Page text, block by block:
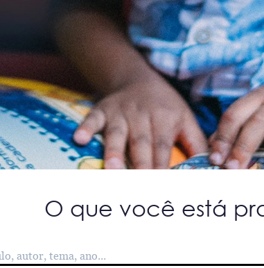
O que você está